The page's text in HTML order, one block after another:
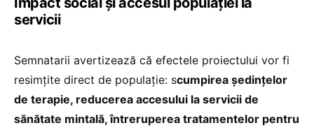
servicii
Semnatarii avertizează că efectele proiectului vor fi
resimțite direct de populație: scumpirea ședințelor
de terapie, reducerea accesului la servicii de
sănătate mintală, întreruperea tratamentelor pentru